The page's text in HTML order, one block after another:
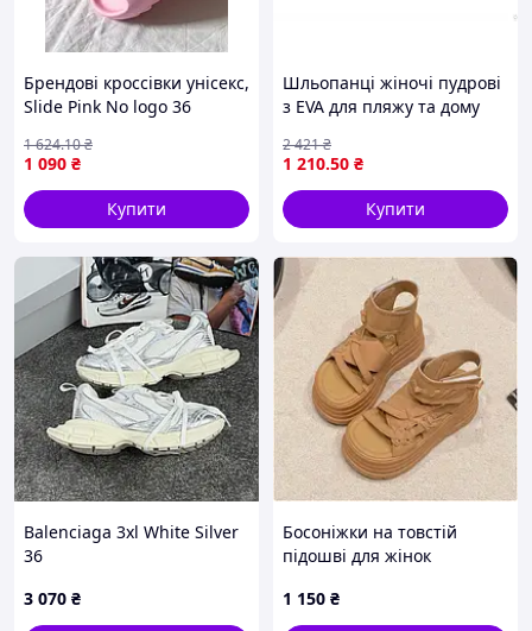
Брендові кроссівки унісекс,
Slide Pink No logo 36
1 090 ₴
1 624.10₴
Купити
Шльопанці жіночі пудрові
з EVA для пляжу та дому
прогулянок і відпочинку
1 210.50 ₴
2 421₴
Купити
Balenciaga 3xl White Silver
36
3 070 ₴
Босоніжки на товстій
підошві для жінок
1 150 ₴